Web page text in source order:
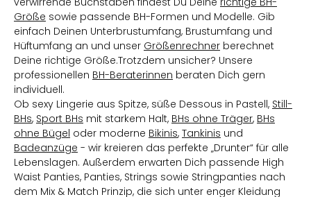
Größe sowie passende BH-Formen und Modelle. Gib
einfach Deinen Unterbrustumfang, Brustumfang und
Hüftumfang an und unser Größenrechner berechnet
Deine richtige Größe.Trotzdem unsicher? Unsere
professionellen BH-Beraterinnen beraten Dich gern
individuell.
Ob sexy Lingerie aus Spitze, süße Dessous in Pastell, Still-
BHs, Sport BHs mit starkem Halt, BHs ohne Träger, BHs
ohne Bügel oder moderne Bikinis, Tankinis und
Badeanzüge - wir kreieren das perfekte „Drunter“ für alle
Lebenslagen. Außerdem erwarten Dich passende High
Waist Panties, Panties, Strings sowie Stringpanties nach
dem Mix & Match Prinzip, die sich unter enger Kleidung